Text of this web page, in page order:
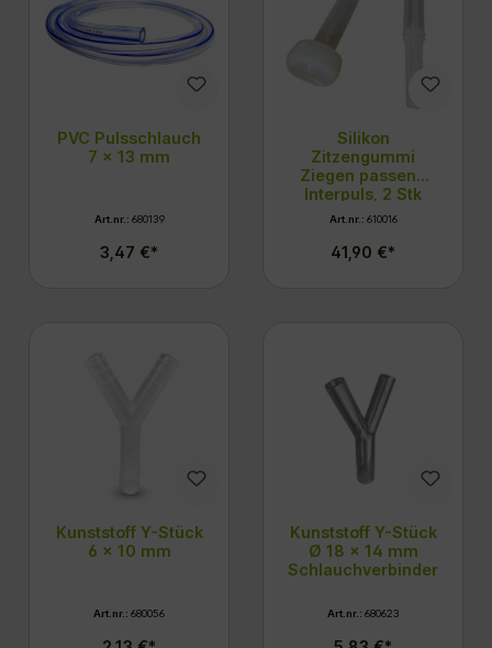
PVC Pulsschlauch
7 x 13 mm
Art.nr.: 680139
3,47 €*
Silikon
Zitzengummi
Ziegen passend
Interpuls, 2 Stk
Art.nr.: 610016
41,90 €*
Kunststoff Y-Stück
6 x 10 mm
Art.nr.: 680056
Kunststoff Y-Stück
Ø 18 x 14 mm
Schlauchverbinder
Art.nr.: 680623